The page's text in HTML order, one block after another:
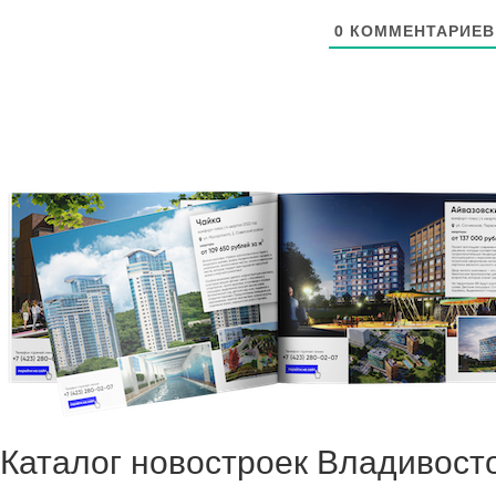
0 КОММЕНТАРИЕВ
Каталог новостроек